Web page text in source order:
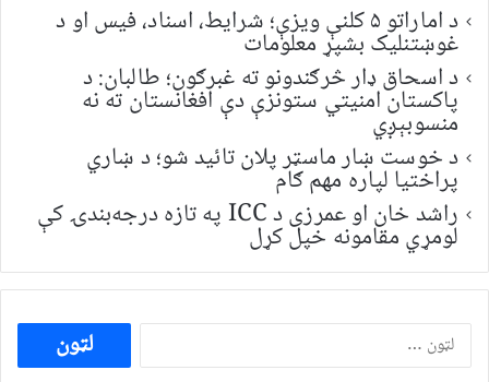
د اماراتو ۵ کلنې ویزې؛ شرایط، اسناد، فیس او د
غوښتنلیک بشپړ معلومات
د اسحاق ډار څرګندونو ته غبرګون؛ طالبان: د
پاکستان امنیتي ستونزې دې افغانستان ته نه
منسوبېږي
د خوست ښار ماسټر پلان تائید شو؛ د ښاري
پراختیا لپاره مهم ګام
راشد خان او عمرزی د ICC په تازه درجه‌بندۍ کې
لومړي مقامونه خپل کړل
ددی
لپاره